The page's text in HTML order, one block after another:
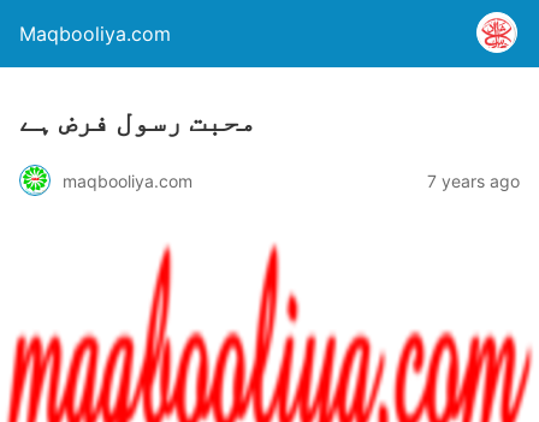
Maqbooliya.com
محبت رسول فرض ہے
maqbooliya.com 7 years ago